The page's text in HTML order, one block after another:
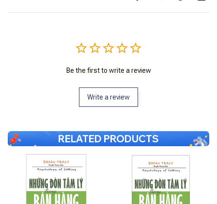
Be the first to write a review
Write a review
RELATED PRODUCTS